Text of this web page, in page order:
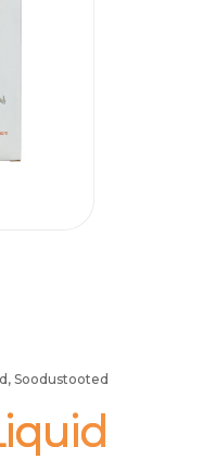
, Soodustooted